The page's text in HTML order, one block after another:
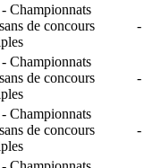
- Championnats
de concours
-
- Championnats
de concours
-
- Championnats
de concours
-